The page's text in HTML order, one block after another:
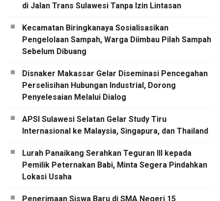
di Jalan Trans Sulawesi Tanpa Izin Lintasan
Kecamatan Biringkanaya Sosialisasikan
Pengelolaan Sampah, Warga Diimbau Pilah Sampah
Sebelum Dibuang
Disnaker Makassar Gelar Diseminasi Pencegahan
Perselisihan Hubungan Industrial, Dorong
Penyelesaian Melalui Dialog
APSI Sulawesi Selatan Gelar Study Tiru
Internasional ke Malaysia, Singapura, dan Thailand
Lurah Panaikang Serahkan Teguran III kepada
Pemilik Peternakan Babi, Minta Segera Pindahkan
Lokasi Usaha
Penerimaan Siswa Baru di SMA Negeri 15